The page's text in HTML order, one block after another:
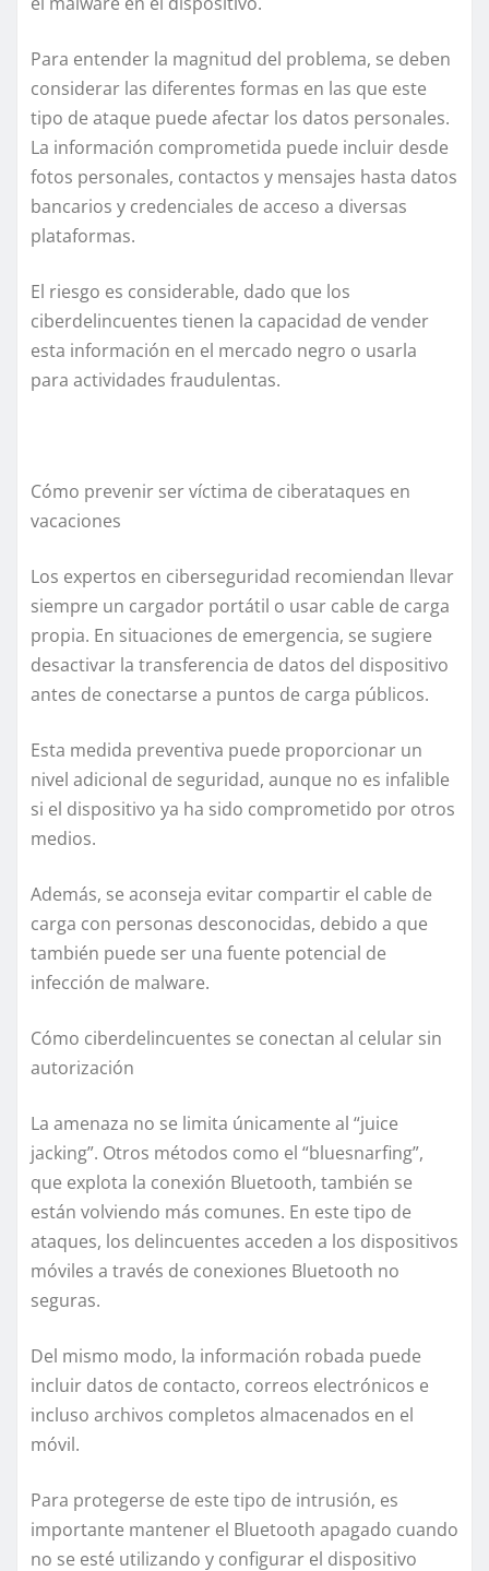
Para entender la magnitud del problema, se deben
considerar las diferentes formas en las que este
tipo de ataque puede afectar los datos personales.
La información comprometida puede incluir desde
fotos personales, contactos y mensajes hasta datos
bancarios y credenciales de acceso a diversas
plataformas.
El riesgo es considerable, dado que los
ciberdelincuentes tienen la capacidad de vender
esta información en el mercado negro o usarla
para actividades fraudulentas.
Cómo prevenir ser víctima de ciberataques en
vacaciones
Los expertos en ciberseguridad recomiendan llevar
siempre un cargador portátil o usar cable de carga
propia. En situaciones de emergencia, se sugiere
desactivar la transferencia de datos del dispositivo
antes de conectarse a puntos de carga públicos.
Esta medida preventiva puede proporcionar un
nivel adicional de seguridad, aunque no es infalible
si el dispositivo ya ha sido comprometido por otros
medios.
Además, se aconseja evitar compartir el cable de
carga con personas desconocidas, debido a que
también puede ser una fuente potencial de
infección de malware.
Cómo ciberdelincuentes se conectan al celular sin
autorización
La amenaza no se limita únicamente al “juice
jacking”. Otros métodos como el “bluesnarfing”,
que explota la conexión Bluetooth, también se
están volviendo más comunes. En este tipo de
ataques, los delincuentes acceden a los dispositivos
móviles a través de conexiones Bluetooth no
seguras.
Del mismo modo, la información robada puede
incluir datos de contacto, correos electrónicos e
incluso archivos completos almacenados en el
móvil.
Para protegerse de este tipo de intrusión, es
importante mantener el Bluetooth apagado cuando
no se esté utilizando y configurar el dispositivo